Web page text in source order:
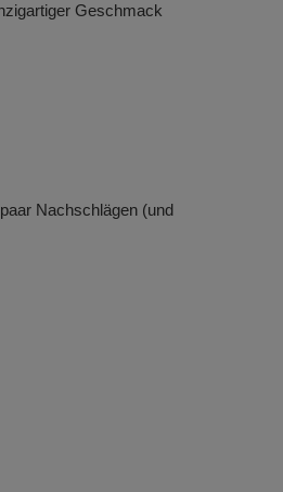
Geschmack
Nachschlägen (und